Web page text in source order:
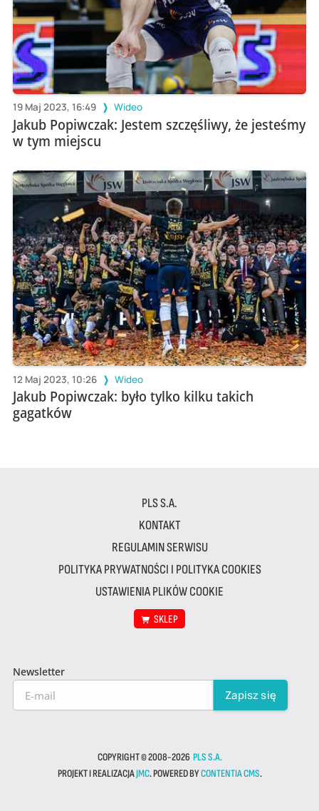
19 Maj 2023, 16:49 Wideo
Jakub Popiwczak: Jestem szczęśliwy, że jesteśmy
w tym miejscu
12 Maj 2023, 10:26 Wideo
Jakub Popiwczak: było tylko kilku takich
gagatków
PLS S.A.
KONTAKT
REGULAMIN SERWISU
POLITYKA PRYWATNOŚCI I POLITYKA COOKIES
USTAWIENIA PLIKÓW COOKIE
SKLEP
Newsletter
COPYRIGHT © 2008-2026 PLS S.A.
PROJEKT I REALIZACJAJMC. POWERED BYCONTENTIA CMS.